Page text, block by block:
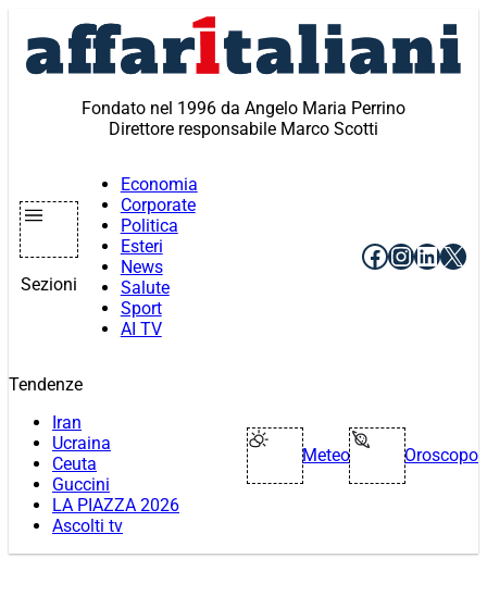
contenuto
Fondato nel 1996 da Angelo Maria Perrino
Direttore responsabile Marco Scotti
Sezioni
Economia
Corporate
Politica
Esteri
News
Salute
Sport
AI TV
Facebook
X
Tendenze
Iran
Ucraina
Ceuta
Guccini
LA PIAZZA 2026
Ascolti tv
Meteo Oroscopo